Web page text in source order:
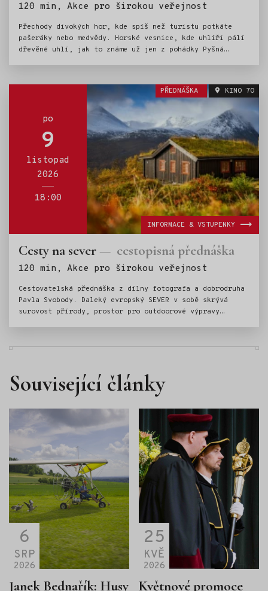
120 min, Akce pro širokou veřejnost
Přechody divokých hor, kde spíš než turistu potkáte
pašeráky nebo medvědy. Horské vesnice, kde uhlíři pálí
dřevěné uhlí, jak to známe už jen z pohádky Pyšná
úchvatné kaňony, výborná makedonská kuchyně a srdeční
lidé. To vše v přednášce Pavly Bičíkové.
po
9
listopad
2026
18:00
PŘEDNÁŠKA KINO 70
Cesty na sever cestopisná přednáška
120 min, Akce pro širokou veřejnost
Cestovatelská přednáška z dílny fotografa a dobrodruha
Pavla Svobody. Daleký evropský SEVER v sobě skrývá
surovost přírody, prostor pro outdoorové výpravy
INFORMACE & VSTUPENKY
Související články
6
SRP
2026
Janek Bednařík: Husy
25
KVĚ
2026
Květnové promoce